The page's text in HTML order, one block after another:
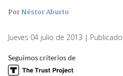
PorNéstor Aburto
Jueves 04 julio de 2013 |
Seguimos criterios de